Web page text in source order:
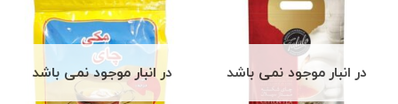
در انبار موجود نمی باشد در انبار موجود نمی باشد